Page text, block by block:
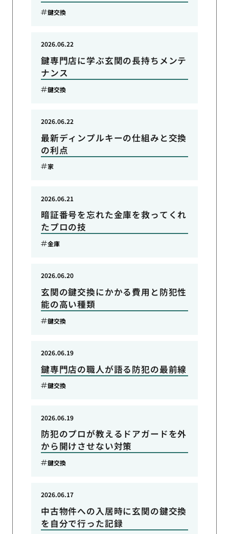
鍵交換
鍵専門店に学ぶ玄関の長持ちメンテ
ナンス
2026.06.22
鍵交換
最新ディンプルキーの仕組みと交換
の利点
2026.06.22
家
暗証番号を忘れた金庫を救ってくれ
たプロの技
2026.06.21
金庫
玄関の鍵交換にかかる費用と防犯性
能の高い種類
2026.06.20
鍵交換
鍵専門店の職人が語る防犯の最前線
2026.06.19
鍵交換
防犯のプロが教えるドアガードを外
から開けさせない対策
2026.06.19
鍵交換
中古物件への入居時に玄関の鍵交換
を自分で行った記録
2026.06.17